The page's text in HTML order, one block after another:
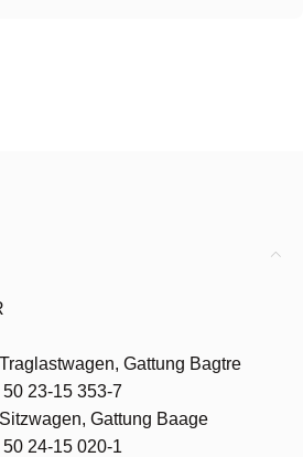
Gattung Bagtre
23-15 353-7
Gattung Baage
24-15 020-1